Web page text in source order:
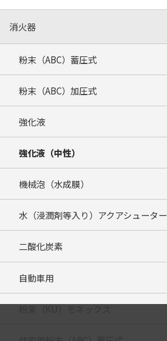
消火器
粉末（ABC）蓄圧式
粉末（ABC）加圧式
強化液
強化液（中性）
機械泡（水成膜）
水（浸潤剤等入り）アクアシューター
二酸化炭素
自動車用